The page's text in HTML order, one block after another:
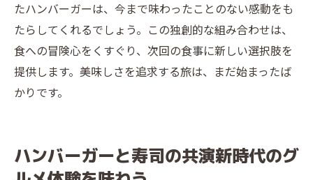
たハンバーガーは、今まで味わったことのない感動をも
たらしてくれるでしょう。この独創的な組み合わせは、
食への冒険心をくすぐり、次回の食事に新しい選択肢を
提供します。美味しさを追求する旅は、まだ始まったば
かりです。
ハンバーガーと寿司の共演新時代のグ